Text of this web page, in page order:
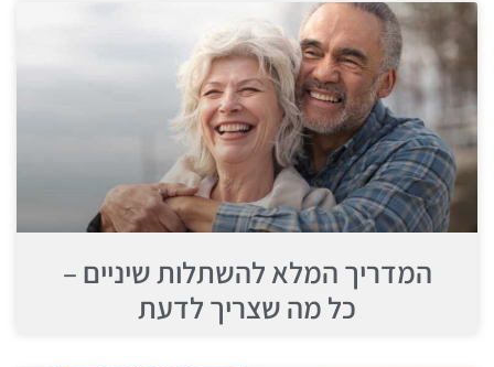
המדריך המלא להשתלות שיניים –
כל מה שצריך לדעת